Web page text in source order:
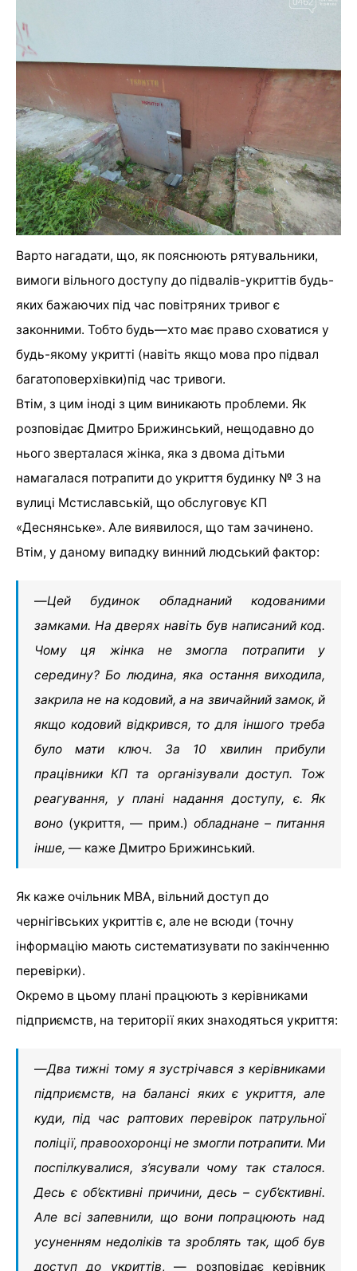
Варто нагадати, що, як пояснюють рятувальники,
вимоги вільного доступу до підвалів-укриттів будь-
яких бажаючих під час повітряних тривог є
законними. Тобто будь—хто має право сховатися у
будь-якому укритті (навіть якщо мова про підвал
багатоповерхівки)під час тривоги.
Втім, з цим іноді з цим виникають проблеми. Як
розповідає Дмитро Брижинський, нещодавно до
нього зверталася жінка, яка з двома дітьми
намагалася потрапити до укриття будинку № 3 на
вулиці Мстиславській, що обслуговує КП
«Деснянське». Але виявилося, що там зачинено.
Втім, у даному випадку винний людський фактор:
—Цей будинок обладнаний кодованими
замками. На дверях навіть був написаний код.
Чому ця жінка не змогла потрапити у
середину? Бо людина, яка остання виходила,
закрила не на кодовий, а на звичайний замок, й
якщо кодовий відкрився, то для іншого треба
було мати ключ. За 10 хвилин прибули
працівники КП та організували доступ. Тож
реагування, у плані надання доступу, є. Як
воно (укриття, — прим.) обладнане – питання
інше, — каже Дмитро Брижинський.
Як каже очільник МВА, вільний доступ до
чернігівських укриттів є, але не всюди (точну
інформацію мають систематизувати по закінченню
перевірки).
Окремо в цьому плані працюють з керівниками
підприємств, на території яких знаходяться укриття:
—Два тижні тому я зустрічався з керівниками
підприємств, на балансі яких є укриття, але
куди, під час раптових перевірок патрульної
поліції, правоохоронці не змогли потрапити. Ми
поспілкувалися, з’ясували чому так сталося.
Десь є об’єктивні причини, десь – суб’єктивні.
Але всі запевнили, що вони попрацюють над
усуненням недоліків та зроблять так, щоб був
доступ до укриттів, — розповідає керівник